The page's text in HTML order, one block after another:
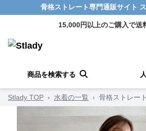
骨格ストレート専門通販サイト
15,000円以上のご購入で送
商品を検索する
Stlady TOP › 水着の一覧 › 骨格ストレー